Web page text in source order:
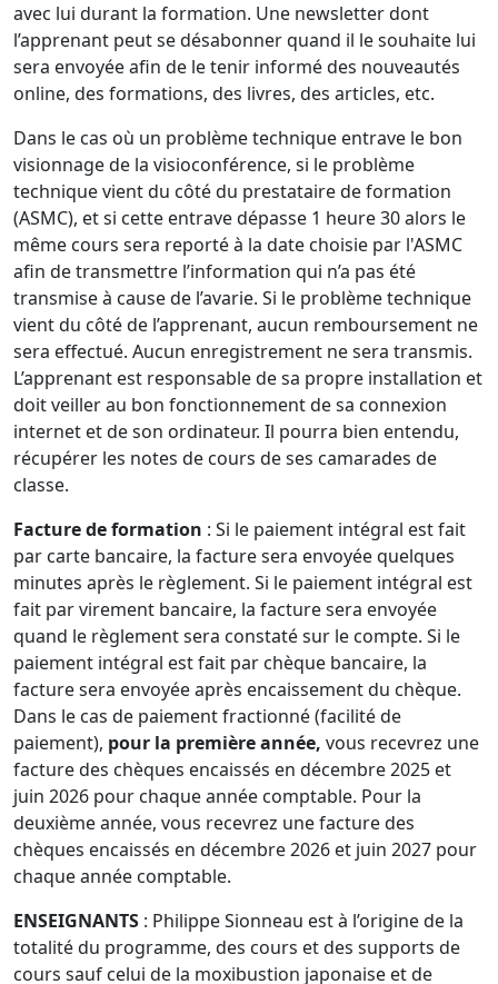
avec lui durant la formation. Une newsletter dont
l’apprenant peut se désabonner quand il le souhaite lui
sera envoyée afin de le tenir informé des nouveautés
online, des formations, des livres, des articles, etc.
Dans le cas où un problème technique entrave le bon
visionnage de la visioconférence, si le problème
technique vient du côté du prestataire de formation
(ASMC), et si cette entrave dépasse 1 heure 30 alors le
même cours sera reporté à la date choisie par l'ASMC
afin de transmettre l’information qui n’a pas été
transmise à cause de l’avarie. Si le problème technique
vient du côté de l’apprenant, aucun remboursement ne
sera effectué. Aucun enregistrement ne sera transmis.
L’apprenant est responsable de sa propre installation et
doit veiller au bon fonctionnement de sa connexion
internet et de son ordinateur. Il pourra bien entendu,
récupérer les notes de cours de ses camarades de
classe.
Facture de formation : Si le paiement intégral est fait
par carte bancaire, la facture sera envoyée quelques
minutes après le règlement. Si le paiement intégral est
fait par virement bancaire, la facture sera envoyée
quand le règlement sera constaté sur le compte. Si le
paiement intégral est fait par chèque bancaire, la
facture sera envoyée après encaissement du chèque.
Dans le cas de paiement fractionné (facilité de
paiement), pour la première année, vous recevrez une
facture des chèques encaissés en décembre 2025 et
juin 2026 pour chaque année comptable. Pour la
deuxième année, vous recevrez une facture des
chèques encaissés en décembre 2026 et juin 2027 pour
chaque année comptable.
ENSEIGNANTS : Philippe Sionneau est à l’origine de la
totalité du programme, des cours et des supports de
cours sauf celui de la moxibustion japonaise et de